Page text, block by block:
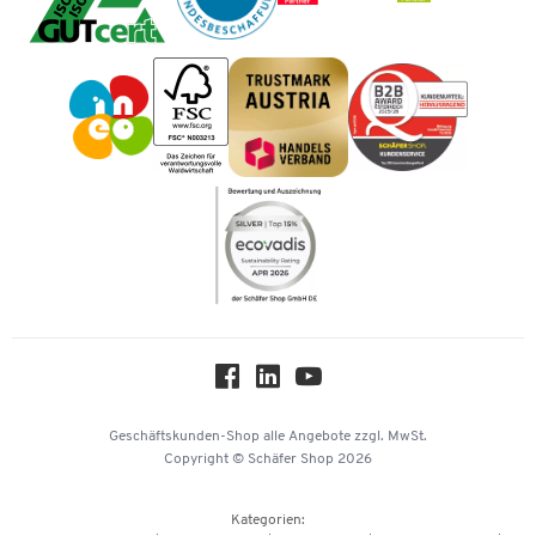
Tinte / Toner
Cookie-Einstellungen
Geschichte
Impressum
Karriere
Kataloge
Mastercard
Geschäftskunden-Shop alle Angebote zzgl. MwSt.
Copyright © Schäfer Shop 2026
Kategorien: